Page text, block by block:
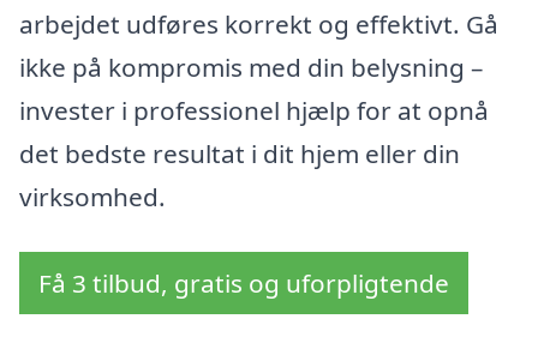
arbejdet udføres korrekt og effektivt. Gå
ikke på kompromis med din belysning –
invester i professionel hjælp for at opnå
det bedste resultat i dit hjem eller din
virksomhed.
Få 3 tilbud, gratis og uforpligtende